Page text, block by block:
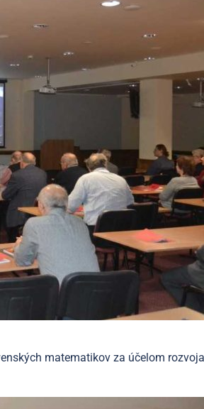
matematikov za účelom